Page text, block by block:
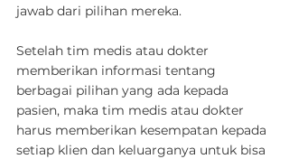
jawab dari pilihan mereka.
Setelah tim medis atau dokter
memberikan informasi tentang
berbagai pilihan yang ada kepada
pasien, maka tim medis atau dokter
harus memberikan kesempatan kepada
setiap klien dan keluarganya untuk bisa